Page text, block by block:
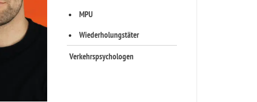
MPU
Wiederholungstäter
Verkehrspsychologen